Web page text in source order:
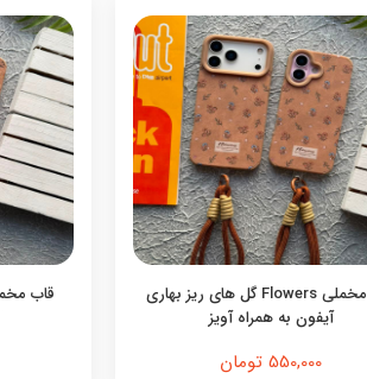
قاب مخملی Flowers گل های ریز بهاری
آیفون به همراه آویز
550,000 تومان